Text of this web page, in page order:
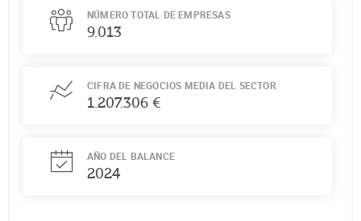
NÚMERO TOTAL DE EMPRESAS
9.013
CIFRA DE NEGOCIOS MEDIA DEL SECTOR
1.207.306 €
AÑO DEL BALANCE
2024